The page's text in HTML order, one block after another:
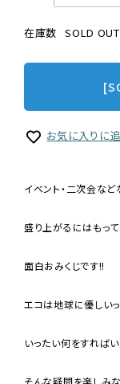
在庫数 SOLD OUT
お気に入りに
イベント・二次会など
盛り上がるにはもっ
面白おみくじです!!
エコは地球に優しいっ
いったい何をすれば
そんな疑問を楽しみ